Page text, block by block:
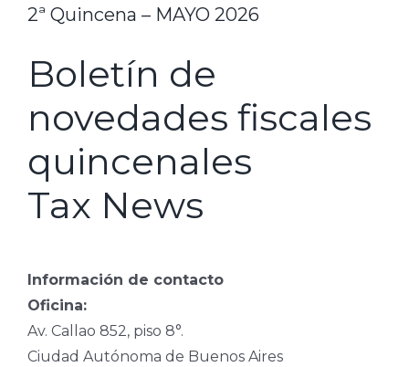
2ª Quincena – MAYO 2026
Boletín de
novedades fiscales
quincenales
Tax News
Información de contacto
Oficina:
Av. Callao 852, piso 8°.
Ciudad Autónoma de Buenos Aires